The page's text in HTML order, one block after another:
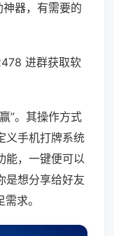
神器，有需要的
进群获取软
”。其操作方式
义手机打牌系统
能，一键便可以
是想分享给好友
求。